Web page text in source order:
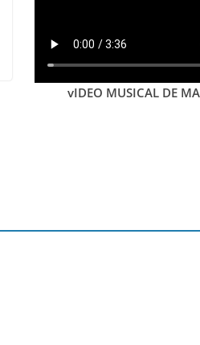
vIDEO MUSICAL DE